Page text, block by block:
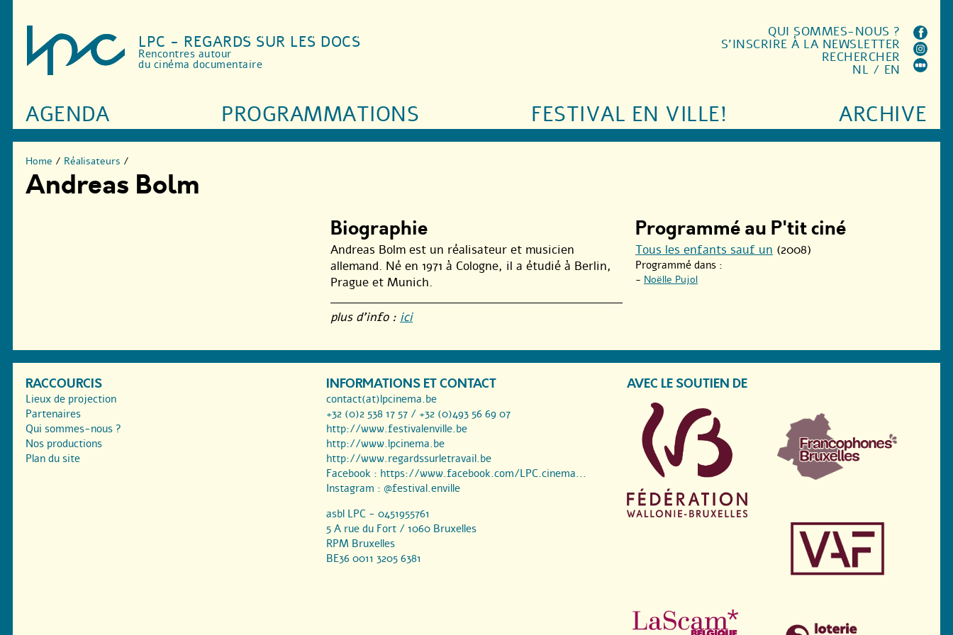
LPC - REGARDS SUR LES DOCS
Rencontres autour
du cinéma documentaire
AGENDA PROGRAMMATIONS FESTIVAL EN VILLE! ARCHIVE
QUI SOMMES-NOUS ?
S'INSCRIRE À LA NEWSLETTER
RECHERCHER
NL / EN
Home / Réalisateurs /
Andreas Bolm
Biographie
Andreas Bolm est un réalisateur et musicien
allemand. Né en 1971 à Cologne, il a étudié à Berlin,
Prague et Munich.
plus d’info : ici
Programmé au P'tit ciné
Tous les enfants sauf un (2008)
Programmé dans :
- Noëlle Pujol
RACCOURCIS
Lieux de projection
Partenaires
Qui sommes-nous ?
Nos productions
Plan du site
INFORMATIONS ET CONTACT
contact(at)lpcinema.be
+32 (0)2 538 17 57 / +32 (0)493 56 69 07
http://www.festivalenville.be
http://www.lpcinema.be
http://www.regardssurletravail.be
Facebook : https://www.facebook.com/LPC.cinema...
Instagram : @festival.enville
asbl LPC - 0451955761
5 A rue du Fort / 1060 Bruxelles
RPM Bruxelles
BE36 0011 3205 6381
AVEC LE SOUTIEN DE